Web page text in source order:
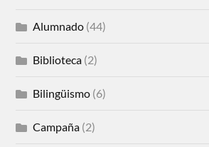
Alumnado (44)
Biblioteca (2)
Bilingüismo (6)
Campaña (2)